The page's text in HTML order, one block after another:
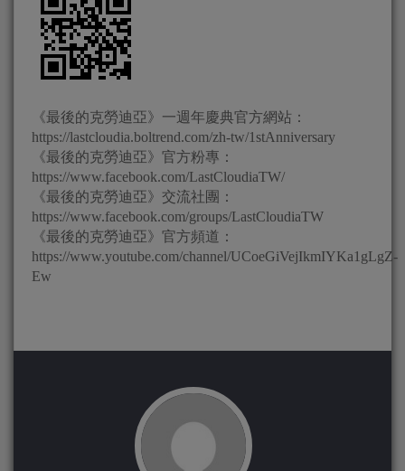
《最後的克勞迪亞》一週年慶典官方網站：
https://lastcloudia.boltrend.com/zh-tw/1stAnniversary
《最後的克勞迪亞》官方粉專：
https://www.facebook.com/LastCloudiaTW/
《最後的克勞迪亞》交流社團：
https://www.facebook.com/groups/LastCloudiaTW
《最後的克勞迪亞》官方頻道：
https://www.youtube.com/channel/UCoeGiVejIkmIYKa1gLgZ-
Ew